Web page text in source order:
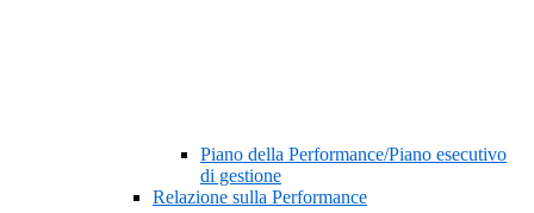
Piano della Performance/Piano esecutivo
di gestione
Relazione sulla Performance